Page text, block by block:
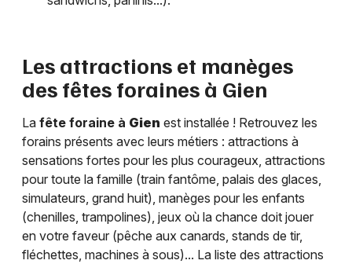
Les attractions et manèges
des fêtes foraines à Gien
La fête foraine à Gien est installée ! Retrouvez les
forains présents avec leurs métiers : attractions à
sensations fortes pour les plus courageux, attractions
pour toute la famille (train fantôme, palais des glaces,
simulateurs, grand huit), manèges pour les enfants
(chenilles, trampolines), jeux où la chance doit jouer
en votre faveur (pêche aux canards, stands de tir,
fléchettes, machines à sous)... La liste des attractions